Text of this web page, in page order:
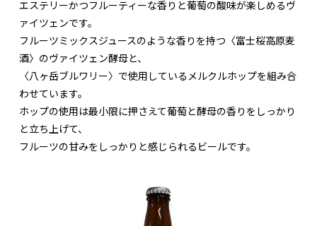
エステリーかつフルーティーな香りと葡萄の酸味が楽しめるヴ
ァイツェンです。
フルーツミックスジュースのような香りを持つ〈富士桜高原麦
酒〉のヴァイツェン酵母と、
〈八ヶ岳ブルワリー〉で使用しているメルクルホップを組み合
わせています。
ホップの使用は最小限に押さえて葡萄と酵母の香りをしっかり
と立ち上げて、
フルーツの甘みをしっかりと感じられるビールです。